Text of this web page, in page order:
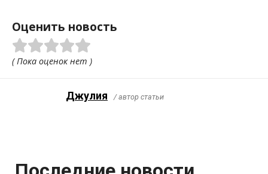
Оценить новость
( Пока оценок нет )
Джулия / автор статьи